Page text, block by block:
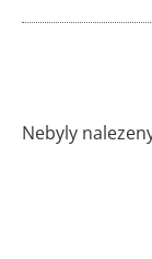
Nebyly